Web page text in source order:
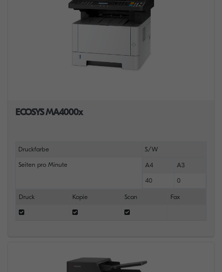
ECOSYS MA4000x
Druckfarbe S/W
Seiten pro Minute A4 A3
40 0
Druck Kopie Scan Fax